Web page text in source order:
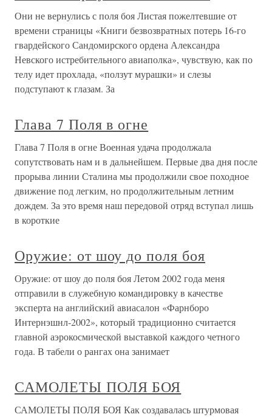
Они не вернулись с поля боя Листая пожелтевшие от
времени страницы «Книги безвозвратных потерь 16-го
гвардейского Сандомирского ордена Александра
Невского истребительного авиаполка», чувствую, как по
телу идет прохлада, «ползут мурашки» и слезы
подступают к глазам. За
Глава 7 Поля в огне
Глава 7 Поля в огне Военная удача продолжала
сопутствовать нам и в дальнейшем. Первые два дня после
прорыва линии Сталина мы продолжили свое походное
движение под легким, но продолжительным летним
дождем. За это время наш передовой отряд вступал лишь
в короткие
Оружие: от шоу до поля боя
Оружие: от шоу до поля боя Летом 2002 года меня
отправили в служебную командировку в качестве
эксперта на английский авиасалон «Фарнборо
Интернэшнл-2002», который традиционно считается
главной аэрокосмической выставкой каждого четного
года. В табели о рангах она занимает
САМОЛЕТЫ ПОЛЯ БОЯ
САМОЛЕТЫ ПОЛЯ БОЯ Как создавалась штурмовая